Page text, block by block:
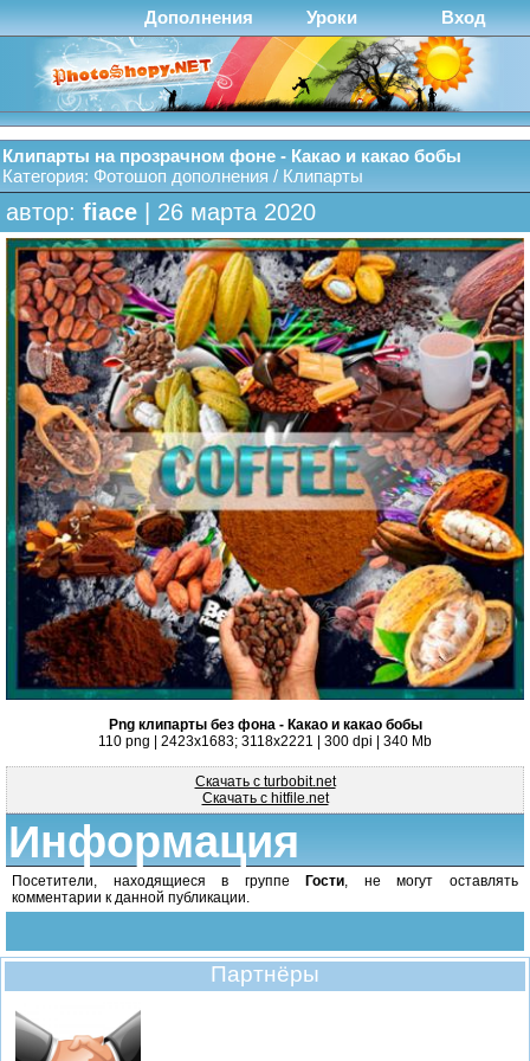
Дополнения Уроки Вход
Клипарты на прозрачном фоне - Какао и какао бобы
Категория: Фотошоп дополнения / Клипарты
автор: fiace | 26 марта 2020
Png клипарты без фона - Какао и какао бобы
110 png | 2423x1683; 3118х2221 | 300 dpi | 340 Mb
Скачать с turbobit.net
Скачать с hitfile.net
Информация
Посетители, находящиеся в группе Гости, не могут оставлять
комментарии к данной публикации.
Партнёры